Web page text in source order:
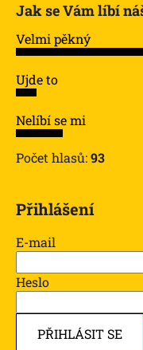
Jak se Vám líbí
Velmi pěkný
Ujde to
Nelíbí se mi
Počet hlasů:93
Přihlášení
E-mail
Heslo
PŘIHLÁSIT SE